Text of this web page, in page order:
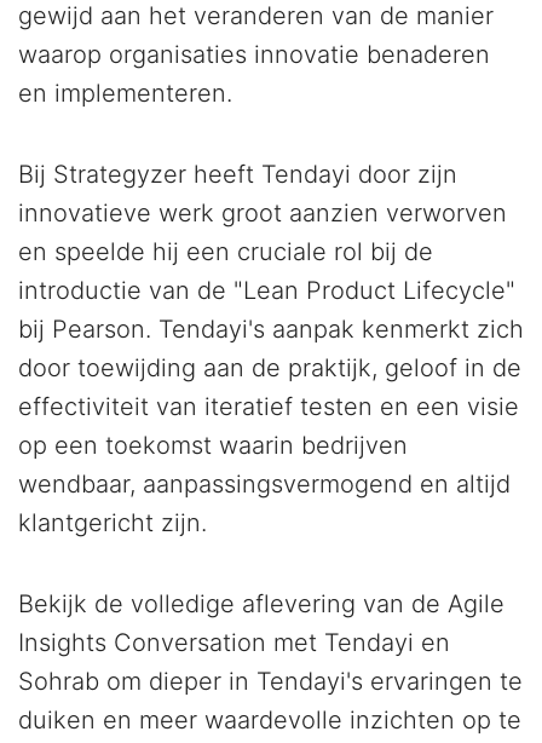
gewijd aan het veranderen van de manier
waarop organisaties innovatie benaderen
en implementeren.
Bij Strategyzer heeft Tendayi door zijn
innovatieve werk groot aanzien verworven
en speelde hij een cruciale rol bij de
introductie van de "Lean Product Lifecycle"
bij Pearson. Tendayi's aanpak kenmerkt zich
door toewijding aan de praktijk, geloof in de
effectiviteit van iteratief testen en een visie
op een toekomst waarin bedrijven
wendbaar, aanpassingsvermogend en altijd
klantgericht zijn.
Bekijk de volledige aflevering van de Agile
Insights Conversation met Tendayi en
Sohrab om dieper in Tendayi's ervaringen te
duiken en meer waardevolle inzichten op te